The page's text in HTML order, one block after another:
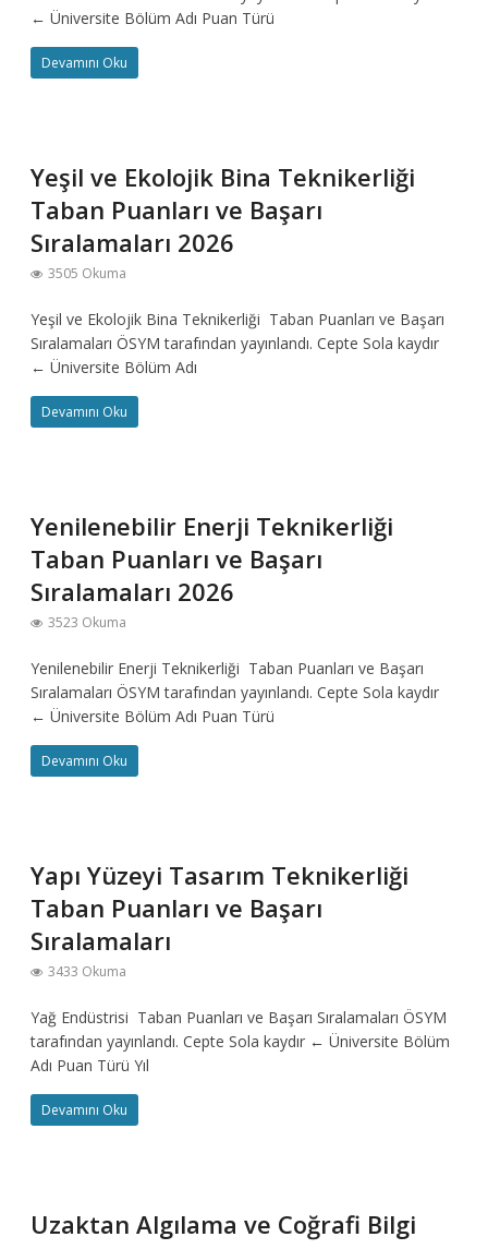
← Üniversite Bölüm Adı Puan Türü
Devamını Oku
Yeşil ve Ekolojik Bina Teknikerliği
Taban Puanları ve Başarı
Sıralamaları 2026
3505 Okuma
Yeşil ve Ekolojik Bina Teknikerliği Taban Puanları ve Başarı
Sıralamaları ÖSYM tarafından yayınlandı. Cepte Sola kaydır
← Üniversite Bölüm Adı
Devamını Oku
Yenilenebilir Enerji Teknikerliği
Taban Puanları ve Başarı
Sıralamaları 2026
3523 Okuma
Yenilenebilir Enerji Teknikerliği Taban Puanları ve Başarı
Sıralamaları ÖSYM tarafından yayınlandı. Cepte Sola kaydır
← Üniversite Bölüm Adı Puan Türü
Devamını Oku
Yapı Yüzeyi Tasarım Teknikerliği
Taban Puanları ve Başarı
Sıralamaları
3433 Okuma
Yağ Endüstrisi Taban Puanları ve Başarı Sıralamaları ÖSYM
tarafından yayınlandı. Cepte Sola kaydır ← Üniversite Bölüm
Adı Puan Türü Yıl
Devamını Oku
Uzaktan Algılama ve Coğrafi Bilgi